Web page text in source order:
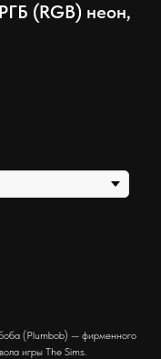
(RGB) неон,
(Plumbob) — фирменного
игры The Sims.